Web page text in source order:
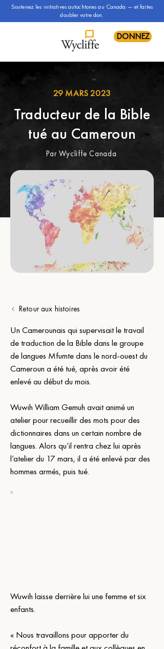
Soutenez les initiatives autochtones au Canada — et faites
doubler votre don.
DONNEZ
29 MARS 2023
Traducteur de la Bible
tué au Cameroun
Par Wycliffe Canada
Retour aux histoires
Un Camerounais qui supervisait le travail
de traduction de la Bible dans le groupe
de langues Mfumte dans le nord-ouest du
Cameroun a été tué, après avoir été
enlevé au début du mois.
Wuwih William Gemuh avait animé un
atelier pour recueillir des mots pour des
dictionnaires dans un certain nombre de
langues. Alors qu’il rentra chez lui après
l’atelier du 17 mars, il a été enlevé par des
hommes armés, puis tué.
Wuwih laisse derrière lui une femme et six
enfants.
« Nous travaillons pour apporter du